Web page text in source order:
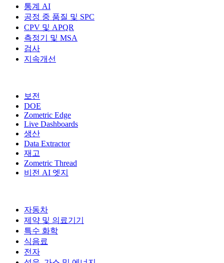
통계 AI
공정 중 품질 및 SPC
CPV 및 APQR
측정기 및 MSA
검사
지속개선
보전
DOE
Zometric Edge
Live Dashboards
생산
Data Extractor
재고
Zometric Thread
비전 AI 엣지
자동차
제약 및 의료기기
특수 화학
식음료
전자